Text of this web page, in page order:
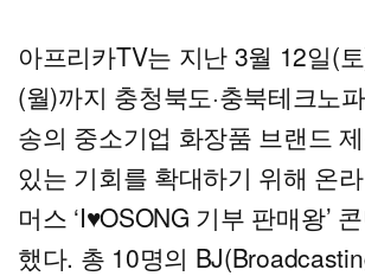
아프리카TV는 지난 3월 12일(
(월)까지 충청북도·충북테크노
송의 중소기업 화장품 브랜드
있는 기회를 확대하기 위해 온
머스 ‘I♥OSONG 기부 판매왕’
했다. 총 10명의